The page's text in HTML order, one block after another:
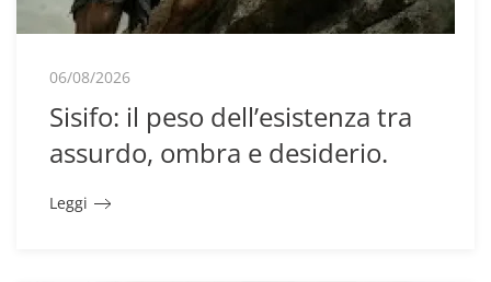
06/08/2026
Sisifo: il peso dell’esistenza tra
assurdo, ombra e desiderio.
Leggi